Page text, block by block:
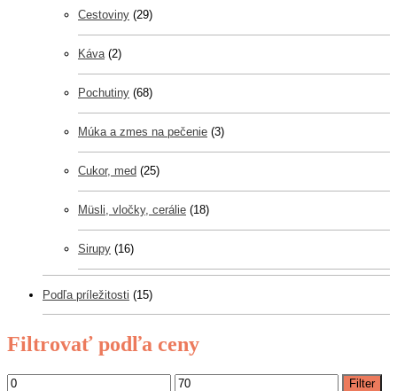
Cestoviny (29)
Káva (2)
Pochutiny (68)
Múka a zmes na pečenie (3)
Cukor, med (25)
Müsli, vločky, cerálie (18)
Sirupy (16)
Podľa príležitosti (15)
Filtrovať podľa ceny
Filter